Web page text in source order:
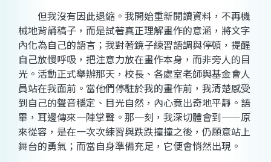
但我沒有因此退縮。我開始重新閱讀資料，不再機
械地背誦稿子，而是試著真正理解畫作的意涵，將文字
內化為自己的語言；我對著鏡子練習語調與停頓，提醒
自己放慢呼吸，把注意力放在畫作本身，而非旁人的目
光。活動正式舉辦那天，校長、各處室老師與基金會人
員站在我面前。當他們停駐於我的畫作前，我清楚感受
到自己的聲音穩定、目光自然，內心竟出奇地平靜。語
畢，耳邊傳來一陣掌聲。那一刻，我深切體會到——原
來從容，是在一次次練習與跌跌撞撞之後，仍願意站上
舞台的勇氣；而當自身準備充足，它便會悄然出現。